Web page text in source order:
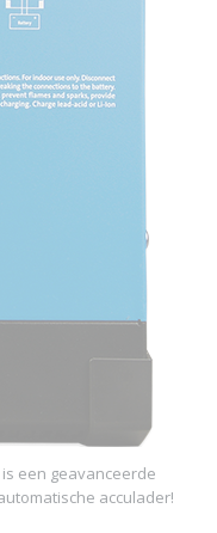
een geavanceerde
acculader!